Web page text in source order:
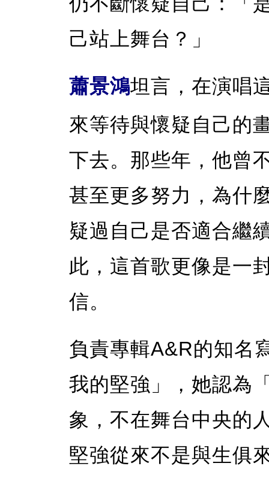
己站上舞台？」
蕭景鴻坦言，在演唱
來等待與懷疑自己的
下去。那些年，他曾
甚至更多努力，為什
疑過自己是否適合繼
此，這首歌更像是一
信。
負責專輯A&R的知名
我的堅強」，她認為
象，不在舞台中央的
堅強從來不是與生俱